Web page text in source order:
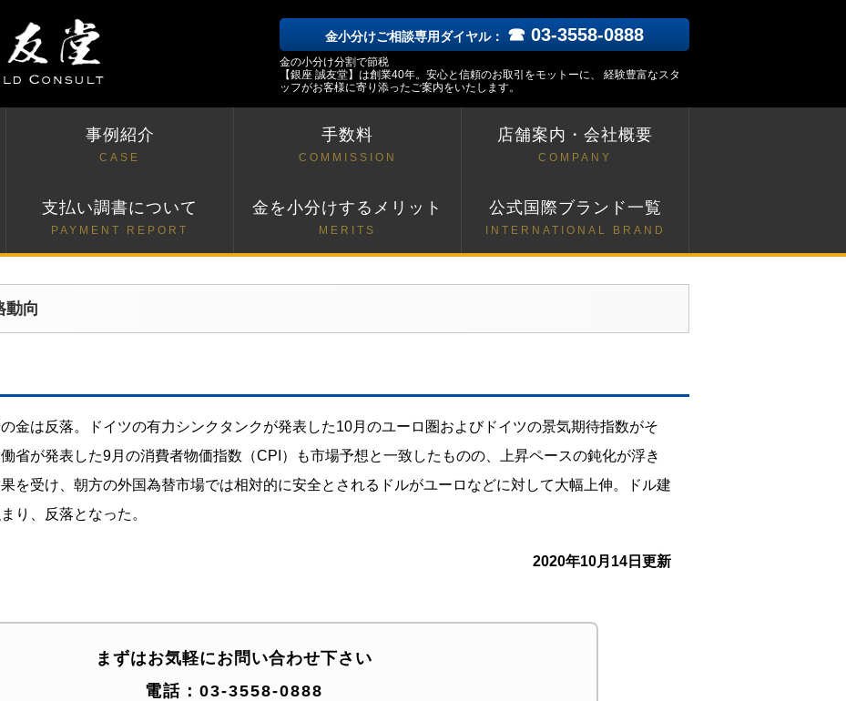
金小分けご相談専用ダイヤル： ☎ 03-3558-0888
金の小分け分割で節税
【銀座 誠友堂】は創業40年。安心と信頼のお取引をモットーに、 経験豊富なスタ
ッフがお客様に寄り添ったご案内をいたします。
事例紹介
CASE
手数料
COMMISSION
店舗案内・会社概要
COMPANY
支払い調書について
PAYMENT REPORT
金を小分けするメリット
MERITS
公式国際ブランド一覧
INTERNATIONAL BRAND
動向
金は反落。ドイツの有力シンクタンクが発表した10月のユーロ圏およびドイツの景気期待指数がそ
省が発表した9月の消費者物価指数（CPI）も市場予想と一致したものの、上昇ペースの鈍化が浮き
を受け、朝方の外国為替市場では相対的に安全とされるドルがユーロなどに対して大幅上伸。ドル建
り、反落となった。
2020年10月14日更新
まずはお気軽にお問い合わせ下さい
電話： 03-3558-0888